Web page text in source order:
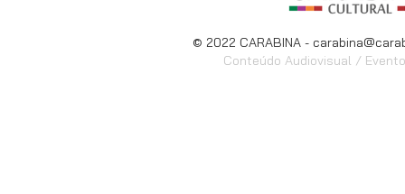
© 2022 CARABINA -
Conteúdo Audiovisual /